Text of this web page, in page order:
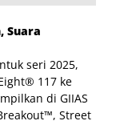
Suara
seri 2025,
117 ke
di GIIAS
Street